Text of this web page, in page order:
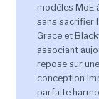
modèles MoE
sans sacrifier
Grace et
associant
repose sur
conception
parfaite